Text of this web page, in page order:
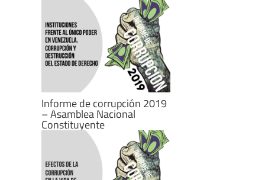
Informe de corrupción 2019
– Asamblea Nacional
Constituyente